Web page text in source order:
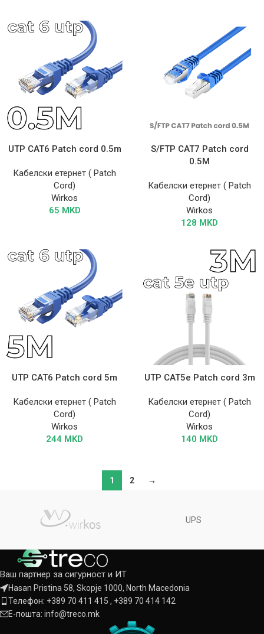
UTP CAT6 Patch cord 0.5m
Кабелски етернет ( Patch
Cord)
Wirkos
65 MKD
S/FTP CAT7 Patch cord
0.5M
Кабелски етернет ( Patch
Cord)
Wirkos
128 MKD
UTP CAT6 Patch cord 5m
Кабелски етернет ( Patch
Cord)
Wirkos
244 MKD
UTP CAT5e Patch cord 3m
Кабелски етернет ( Patch
Cord)
Wirkos
140 MKD
1 2 →
UPS
Ваш партнер за сигурност и ИТ
Hasan Pristina 58, Skopje 1000, North Macedonia
Телефон: +389 70 411 415 , +389 70 414 142
Е-пошта: info@treco.mk